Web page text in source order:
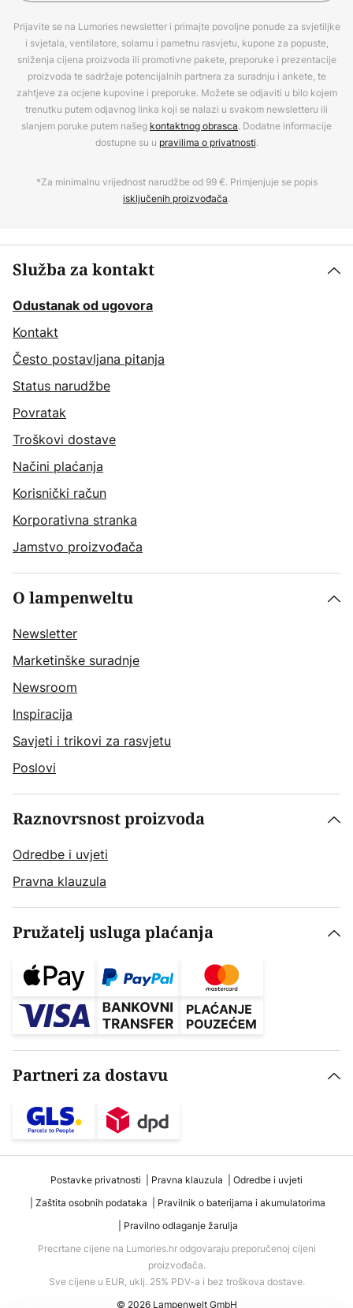
Prijavite se na Lumories newsletter i primajte povoljne ponude za svjetiljke
i svjetala, ventilatore, solarnu i pametnu rasvjetu, kupone za popuste,
sniženja cijena proizvoda ili promotivne pakete, preporuke i prezentacije
proizvoda te sadržaje potencijalnih partnera za suradnju i ankete, te
zahtjeve za ocjene kupovine i preporuke. Možete se odjaviti u bilo kojem
trenutku putem odjavnog linka koji se nalazi u svakom newsletteru ili
slanjem poruke putem našeg kontaktnog obrasca. Dodatne informacije
dostupne su u pravilima o privatnosti.
*Za minimalnu vrijednost narudžbe od 99 €. Primjenjuje se popis
isključenih proizvođača.
Služba za kontakt
Odustanak od ugovora
Kontakt
Često postavljana pitanja
Status narudžbe
Povratak
Troškovi dostave
Načini plaćanja
Korisnički račun
Korporativna stranka
Jamstvo proizvođača
O lampenweltu
Newsletter
Marketinške suradnje
Newsroom
Inspiracija
Savjeti i trikovi za rasvjetu
Poslovi
Raznovrsnost proizvoda
Odredbe i uvjeti
Pravna klauzula
Pružatelj usluga plaćanja
Partneri za dostavu
Postavke privatnosti Pravna klauzula
Odredbe i uvjeti
Zaštita osobnih podataka
Pravilnik o baterijama i akumulatorima
Pravilno odlaganje žarulja
Precrtane cijene na Lumories.hr odgovaraju preporučenoj cijeni
proizvođača.
Sve cijene u EUR, uklj. 25% PDV-a i bez troškova dostave.
© 2026 Lampenwelt GmbH